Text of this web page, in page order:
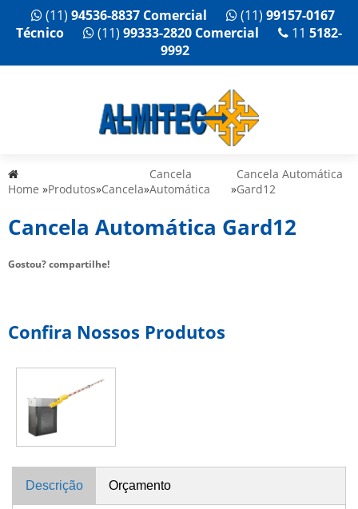
(11) 94536-8837 Comercial (11) 99157-0167
Técnico
(11) 99333-2820 Comercial 11 5182-
9992
Home »Produtos»Cancela»
Cancela
Automática
»
Cancela Automática
Gard12
Cancela Automática Gard12
Gostou? compartilhe!
Confira Nossos Produtos
Descrição Orçamento